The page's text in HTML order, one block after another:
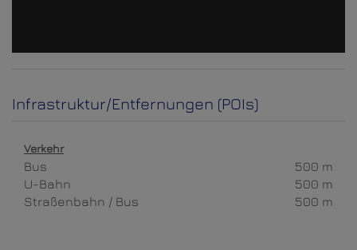
Infrastruktur/Entfernungen (POIs)
Verkehr
Bus
500 m
U-Bahn
500 m
Straßenbahn / Bus
500 m